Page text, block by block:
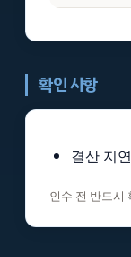
확인 사항
결산 지
인수 전 반드시